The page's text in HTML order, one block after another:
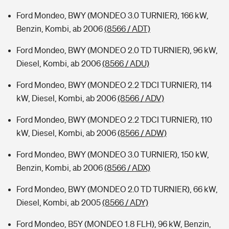
Ford Mondeo, BWY (MONDEO 3.0 TURNIER), 166 kW,
Benzin, Kombi, ab 2006(8566 / ADT)
Ford Mondeo, BWY (MONDEO 2.0 TD TURNIER), 96 kW,
Diesel, Kombi, ab 2006(8566 / ADU)
Ford Mondeo, BWY (MONDEO 2.2 TDCI TURNIER), 114
kW, Diesel, Kombi, ab 2006(8566 / ADV)
Ford Mondeo, BWY (MONDEO 2.2 TDCI TURNIER), 110
kW, Diesel, Kombi, ab 2006(8566 / ADW)
Ford Mondeo, BWY (MONDEO 3.0 TURNIER), 150 kW,
Benzin, Kombi, ab 2006(8566 / ADX)
Ford Mondeo, BWY (MONDEO 2.0 TD TURNIER), 66 kW,
Diesel, Kombi, ab 2005(8566 / ADY)
Ford Mondeo, B5Y (MONDEO 1.8 FLH), 96 kW, Benzin,